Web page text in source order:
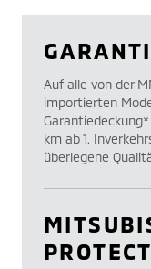
Auf alle von der
importierten
km ab 1.
überlegene
PROTECT